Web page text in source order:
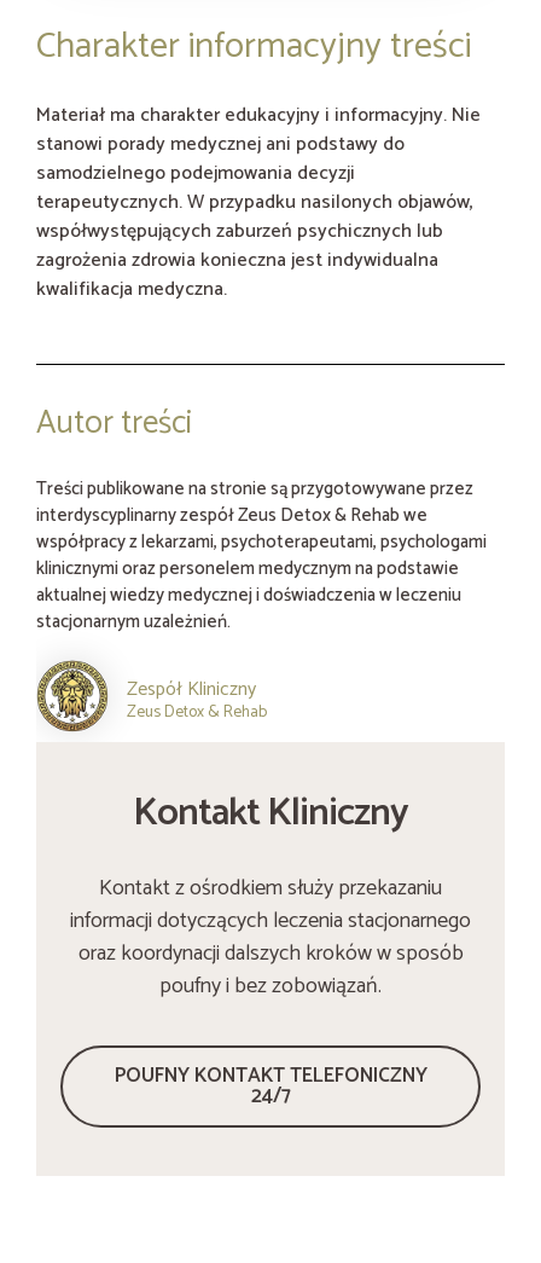
Charakter informacyjny treści
Materiał ma charakter edukacyjny i informacyjny. Nie
stanowi porady medycznej ani podstawy do
samodzielnego podejmowania decyzji
terapeutycznych. W przypadku nasilonych objawów,
współwystępujących zaburzeń psychicznych lub
zagrożenia zdrowia konieczna jest indywidualna
kwalifikacja medyczna.
Autor treści
Treści publikowane na stronie są przygotowywane przez
interdyscyplinarny zespół Zeus Detox & Rehab we
współpracy z lekarzami, psychoterapeutami, psychologami
klinicznymi oraz personelem medycznym na podstawie
aktualnej wiedzy medycznej i doświadczenia w leczeniu
stacjonarnym uzależnień.
Zespół Kliniczny
Zeus Detox & Rehab
Kontakt Kliniczny
Kontakt z ośrodkiem służy przekazaniu
informacji dotyczących leczenia stacjonarnego
oraz koordynacji dalszych kroków w sposób
poufny i bez zobowiązań.
POUFNY KONTAKT TELEFONICZNY
24/7